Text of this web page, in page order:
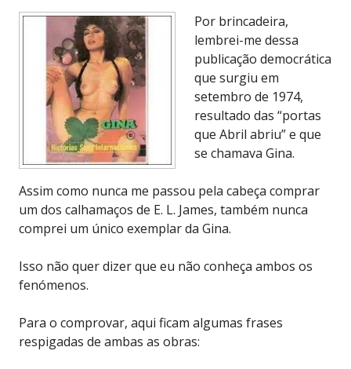
Por brincadeira,
lembrei-me dessa
publicação democrática
que surgiu em
setembro de 1974,
resultado das “portas
que Abril abriu” e que
se chamava Gina.
Assim como nunca me passou pela cabeça comprar
um dos calhamaços de E. L. James, também nunca
comprei um único exemplar da Gina.
Isso não quer dizer que eu não conheça ambos os
fenómenos.
Para o comprovar, aqui ficam algumas frases
respigadas de ambas as obras: